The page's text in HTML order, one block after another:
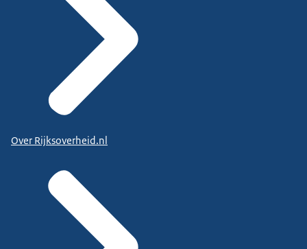
Over Rijksoverheid.nl